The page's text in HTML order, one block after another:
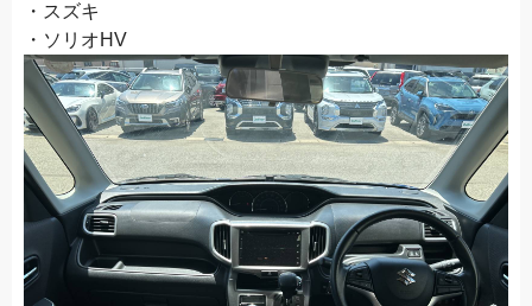
・スズキ
・ソリオHV